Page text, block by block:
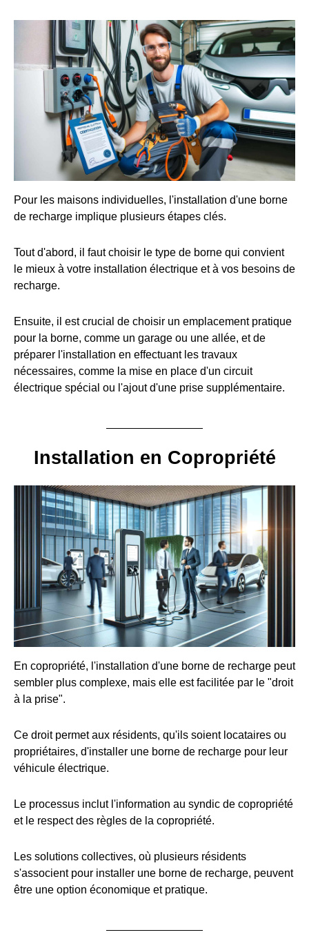
Pour les maisons individuelles, l'installation d'une borne
de recharge implique plusieurs étapes clés.
Tout d'abord, il faut choisir le type de borne qui convient
le mieux à votre installation électrique et à vos besoins de
recharge.
Ensuite, il est crucial de choisir un emplacement pratique
pour la borne, comme un garage ou une allée, et de
préparer l'installation en effectuant les travaux
nécessaires, comme la mise en place d'un circuit
électrique spécial ou l'ajout d'une prise supplémentaire.
Installation en Copropriété
En copropriété, l'installation d'une borne de recharge peut
sembler plus complexe, mais elle est facilitée par le "droit
à la prise".
Ce droit permet aux résidents, qu'ils soient locataires ou
propriétaires, d'installer une borne de recharge pour leur
véhicule électrique.
Le processus inclut l'information au syndic de copropriété
et le respect des règles de la copropriété.
Les solutions collectives, où plusieurs résidents
s'associent pour installer une borne de recharge, peuvent
être une option économique et pratique.